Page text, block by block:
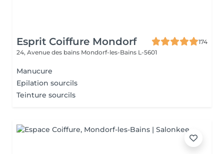
Esprit Coiffure Mondorf
174
24, Avenue des bains Mondorf-les-Bains L-5601
Manucure
Epilation sourcils
Teinture sourcils